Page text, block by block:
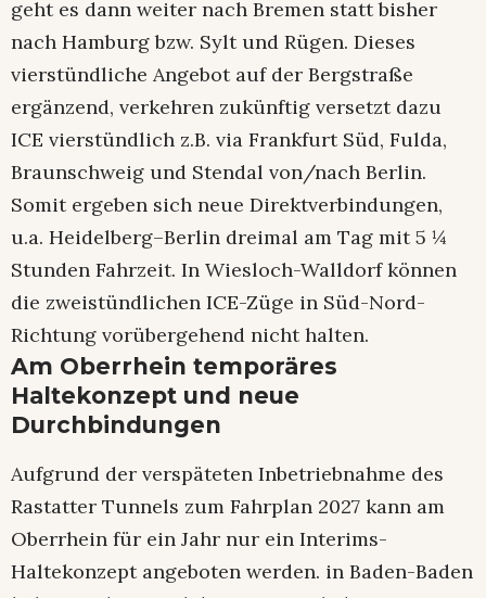
geht es dann weiter nach Bremen statt bisher
nach Hamburg bzw. Sylt und Rügen. Dieses
vierstündliche Angebot auf der Bergstraße
ergänzend, verkehren zukünftig versetzt dazu
ICE vierstündlich z.B. via Frankfurt Süd, Fulda,
Braunschweig und Stendal von/nach Berlin.
Somit ergeben sich neue Direktverbindungen,
u.a. Heidelberg–Berlin dreimal am Tag mit 5 ¼
Stunden Fahrzeit. In Wiesloch-Walldorf können
die zweistündlichen ICE-Züge in Süd-Nord-
Richtung vorübergehend nicht halten.
Am Oberrhein temporäres
Haltekonzept und neue
Durchbindungen
Aufgrund der verspäteten Inbetriebnahme des
Rastatter Tunnels zum Fahrplan 2027 kann am
Oberrhein für ein Jahr nur ein Interims-
Haltekonzept angeboten werden. in Baden-Baden